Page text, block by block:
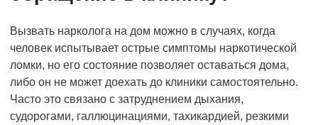
Вызвать нарколога на дом можно в случаях, когда
человек испытывает острые симптомы наркотической
ломки, но его состояние позволяет оставаться дома,
либо он не может доехать до клиники самостоятельно.
Часто это связано с затруднением дыхания,
судорогами, галлюцинациями, тахикардией, резкими